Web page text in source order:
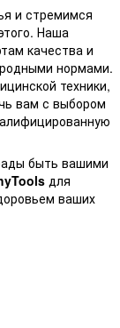
и стремимся
Наша
качества и
нормами.
техники,
вам с выбором
быть вашими
для
ваших